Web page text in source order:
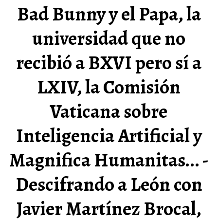
Bad Bunny y el Papa, la
universidad que no
recibió a BXVI pero sí a
LXIV, la Comisión
Vaticana sobre
Inteligencia Artificial y
Magnifica Humanitas... -
Descifrando a León con
Javier Martínez Brocal,